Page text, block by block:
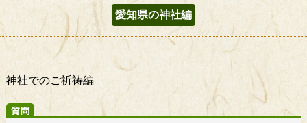
愛知県の神社編
神社でのご祈祷編